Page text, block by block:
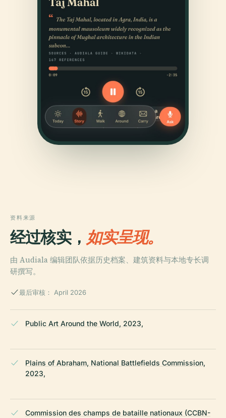
资料来源
经过核实， 如实呈现。
由 Audiala 编辑团队依据历史档案、建筑资料与本地专长调
研撰写。
最后审核： April 2026
Public Art Around the World, 2023,
Plains of Abraham, National Battlefields Commission,
2023,
Commission des champs de bataille nationaux (CCBN-